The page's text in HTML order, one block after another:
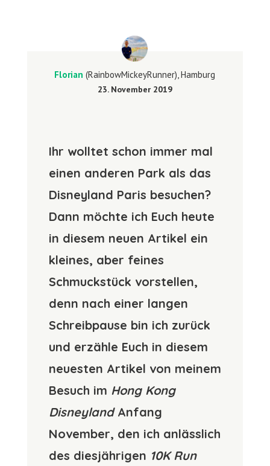
Florian(RainbowMickeyRunner), Hamburg
23. November 2019
Ihr wolltet schon immer mal
einen anderen Park als das
Disneyland Paris besuchen?
Dann möchte ich Euch heute
in diesem neuen Artikel ein
kleines, aber feines
Schmuckstück vorstellen,
denn nach einer langen
Schreibpause bin ich zurück
und erzähle Euch in diesem
neuesten Artikel von meinem
Besuch im Hong Kong
DisneylandAnfang
November, den ich anlässlich
des diesjährigen 10K Run